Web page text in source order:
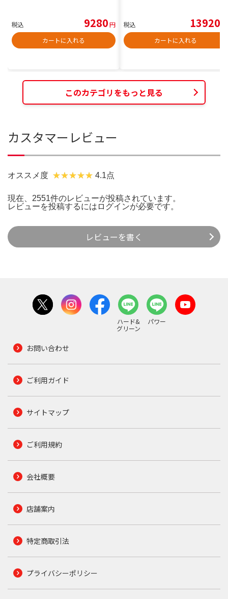
税込 9280円
カートに入れる
税込 13920
カートに入れる
このカテゴリをもっと見る
カスタマーレビュー
オススメ度 4.1点
現在、2551件のレビューが投稿されています。
レビューを投稿するには ログインが必要です。
レビューを書く
ハード&
グリーン
パワー
お問い合わせ
ご利用ガイド
サイトマップ
ご利用規約
会社概要
店舗案内
特定商取引法
プライバシーポリシー